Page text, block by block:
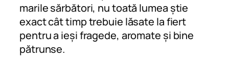
marile sărbători, nu toată lumea știe
exact cât timp trebuie lăsate la fiert
pentru a ieși fragede, aromate și bine
pătrunse.